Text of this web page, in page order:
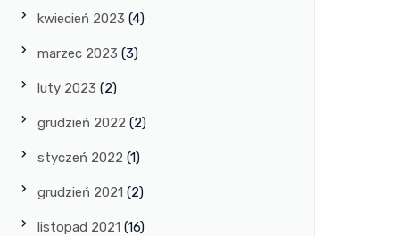
kwiecień 2023 (4)
marzec 2023 (3)
luty 2023 (2)
grudzień 2022 (2)
styczeń 2022 (1)
grudzień 2021 (2)
listopad 2021 (16)